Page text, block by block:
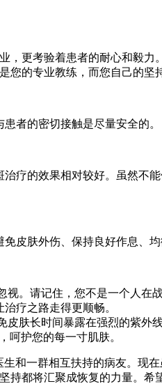
，更考验着患者的耐心和毅
的专业教练，而您自己的
者的密切接触是尽量安全的。
疗的效果相对较好。虽然不
皮肤外伤、保持良好作息、
。请记住，您不是一个人
疗之路走得更顺畅。
皮肤长时间暴露在强烈的紫
呵护您的每一寸肌肤。
和一群相互扶持的病友。现
都将汇聚成恢复的力量。